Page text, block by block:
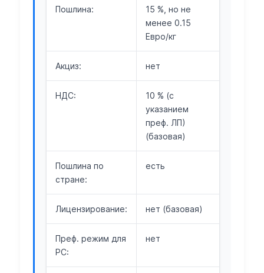
Пошлина:
15 %, но не
менее 0.15
Евро/кг
Акциз: нет
НДС:
10 % (с
указанием
преф. ЛП)
(базовая)
Пошлина по
стране:
есть
Лицензирование: нет (базовая)
Преф. режим для
РС:
нет